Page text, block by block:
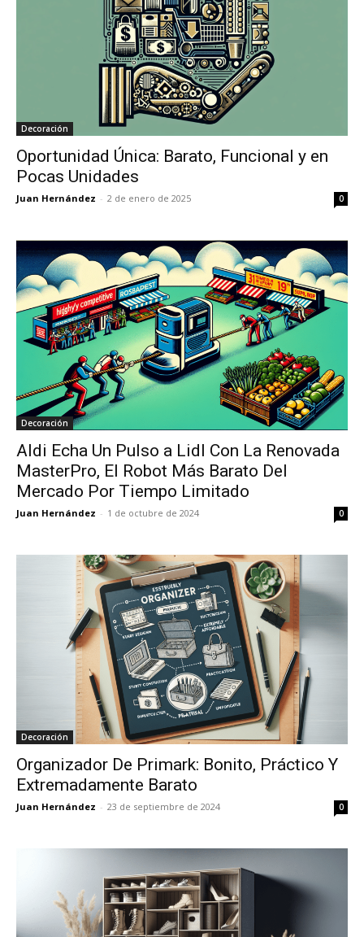
Decoración
Oportunidad Única: Barato, Funcional y en
Pocas Unidades
Juan Hernández - 2 de enero de 2025 0
Decoración
Aldi Echa Un Pulso a Lidl Con La Renovada
MasterPro, El Robot Más Barato Del
Mercado Por Tiempo Limitado
Juan Hernández - 1 de octubre de 2024 0
Decoración
Organizador De Primark: Bonito, Práctico Y
Extremadamente Barato
Juan Hernández - 23 de septiembre de 2024 0